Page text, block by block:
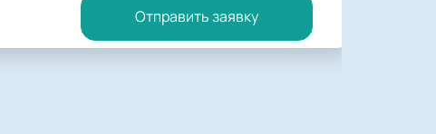
Отправить заявку